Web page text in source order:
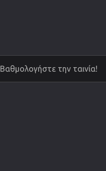
Βαθμολογήστε την ταινία!